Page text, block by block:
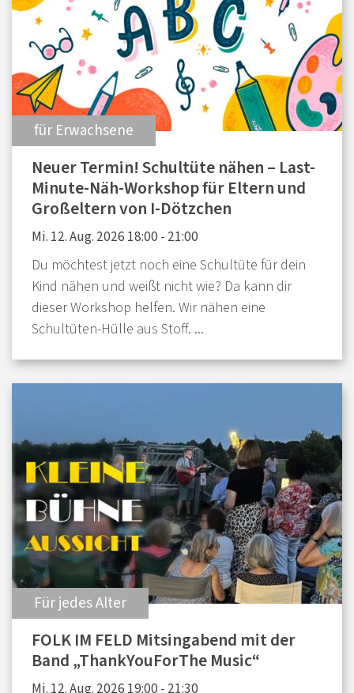
für Erwachsene
Neuer Termin! Schultüte nähen – Last-
Minute-Näh-Workshop für Eltern und
Großeltern von I-Dötzchen
Mi. 12. Aug. 2026 18:00 - 21:00
Du möchtest jetzt noch eine Schultüte für dein
Kind nähen und weißt nicht wie? Da kann dir
dieser Workshop helfen. Wir nähen eine
Schultüten-Hülle aus Stoff. ...
Für jedes Alter:
FOLK IM FELD Mitsingabend mit der
Band „ThankYouForThe Music“
Mi. 12. Aug. 2026 19:00 - 21:30